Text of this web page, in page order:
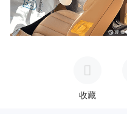
收藏